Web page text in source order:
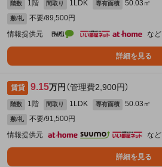
階数 1階 間取り 1LDK 専有面積 50.03㎡
敷/礼
不要/89,500円
情報提供元
など
詳細を見る
賃貸 9.15万円 （管理費2,900円）
階数 1階 間取り 1LDK 専有面積 50.03㎡
敷/礼
不要/91,500円
情報提供元
など
詳細を見る